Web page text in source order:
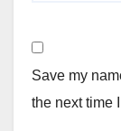
Save my
the next time